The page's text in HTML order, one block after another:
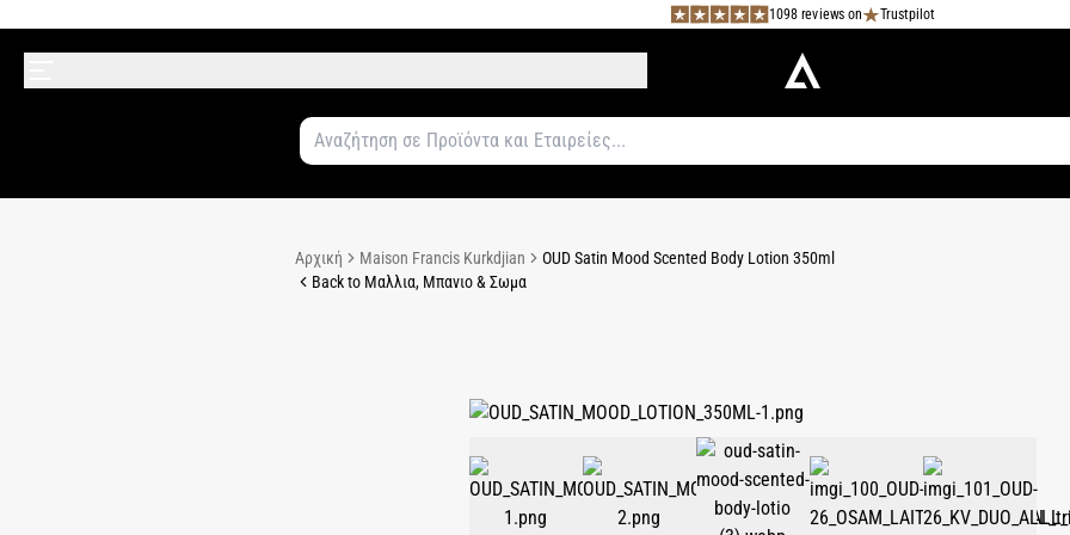
1098 reviews on Trustpilot
Αρχική Maison Francis Kurkdjian
OUD Satin Mood Scented Body Lotion 350ml
Back to Μαλλια, Μπανιο & Σωμα